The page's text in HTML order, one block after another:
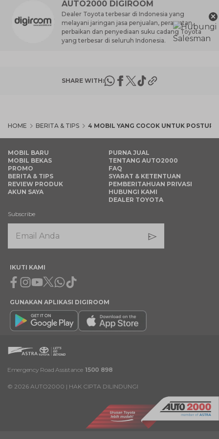
AUTO2000 DIGIROOM
Dealer Toyota terbesar di Indonesia yang
melayani jaringan jasa penjualan, perawatan,
perbaikan dan penyediaan suku cadang Toyota
yang terbesar di seluruh Indonesia.
SHARE WITH:
HOME BERITA & TIPS 4 MOBIL YANG COCOK UNTUK POSTUR
×
MOBIL BARU
MOBIL BEKAS
PROMO
BERITA & TIPS
REVIEW PRODUK
AKUN SAYA
PURNA JUAL
TENTANG AUTO2000
FAQ
SYARAT & KETENTUAN
PEMBERITAHUAN PRIVASI
HUBUNGI KAMI
DEALER TOYOTA
Subscribe
IKUTI KAMI
Facebook
Instagram
Youtube
X Whatsapp
Tiktok
GUNAKAN APLIKASI DIGIROOM
Emergency Road Assistance 1500 898
© 2026 AUTO2000 | HAK CIPTA DILINDUNGI